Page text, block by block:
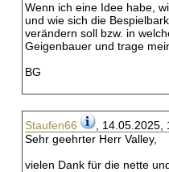
Wenn ich eine Idee habe,
und wie sich die
verändern soll bzw. in
Geigenbauer und trage
BG
Staufen66
, 14.05.2025,
Sehr geehrter Herr Valley,
vielen Dank für die nette